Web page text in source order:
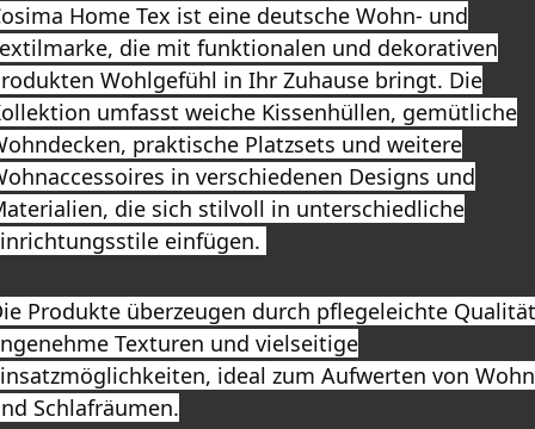
Home Tex ist eine deutsche Wohn- und
die mit funktionalen und dekorativen
Wohlgefühl in Ihr Zuhause bringt. Die
umfasst weiche Kissenhüllen, gemütliche
praktische Platzsets und weitere
in verschiedenen Designs und
die sich stilvoll in unterschiedliche
einfügen.
Produkte überzeugen durch pflegeleichte
Texturen und vielseitige
ideal zum Aufwerten von
Schlafräumen.